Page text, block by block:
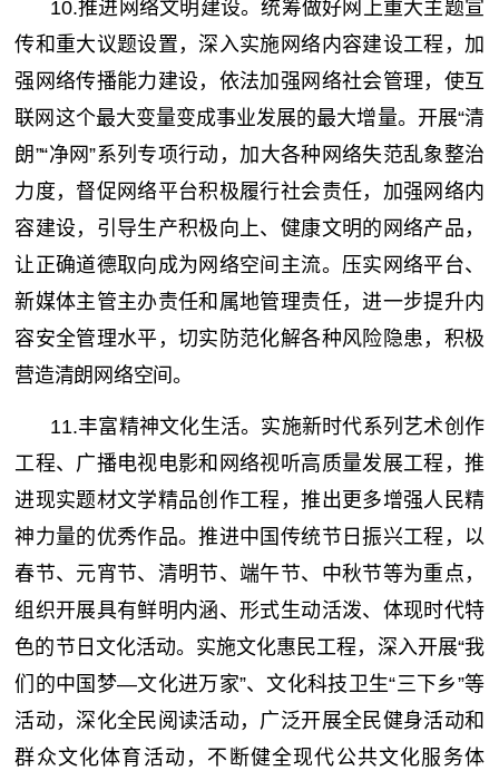
10.推进网络文明建设。统筹做好网上重大主题宣
传和重大议题设置，深入实施网络内容建设工程，加
强网络传播能力建设，依法加强网络社会管理，使互
联网这个最大变量变成事业发展的最大增量。开展“清
朗”“净网”系列专项行动，加大各种网络失范乱象整治
力度，督促网络平台积极履行社会责任，加强网络内
容建设，引导生产积极向上、健康文明的网络产品，
让正确道德取向成为网络空间主流。压实网络平台、
新媒体主管主办责任和属地管理责任，进一步提升内
容安全管理水平，切实防范化解各种风险隐患，积极
营造清朗网络空间。
11.丰富精神文化生活。实施新时代系列艺术创作
工程、广播电视电影和网络视听高质量发展工程，推
进现实题材文学精品创作工程，推出更多增强人民精
神力量的优秀作品。推进中国传统节日振兴工程，以
春节、元宵节、清明节、端午节、中秋节等为重点，
组织开展具有鲜明内涵、形式生动活泼、体现时代特
色的节日文化活动。实施文化惠民工程，深入开展“我
们的中国梦—文化进万家”、文化科技卫生“三下乡”等
活动，深化全民阅读活动，广泛开展全民健身活动和
群众文化体育活动，不断健全现代公共文化服务体